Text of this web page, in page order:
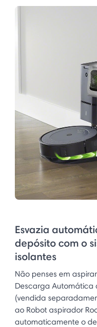
Esvazia
depósito com o
isolantes
Não penses em
Descarga Automática
(vendida
ao Robot aspirador
automaticamente o